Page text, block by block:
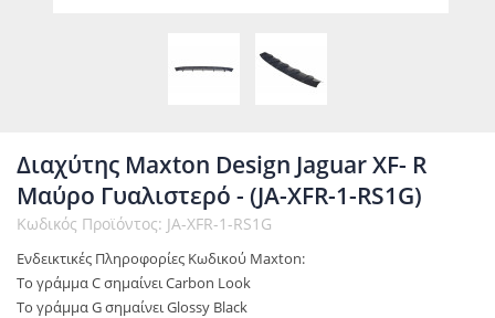
Διαχύτης Maxton Design Jaguar XF- R
Μαύρο Γυαλιστερό - (JA-XFR-1-RS1G)
Κωδικός Προϊόντος: JA-XFR-1-RS1G
Ενδεικτικές Πληροφορίες Κωδικού Maxton:
Το γράμμα C σημαίνει Carbon Look
Το γράμμα G σημαίνει Glossy Black